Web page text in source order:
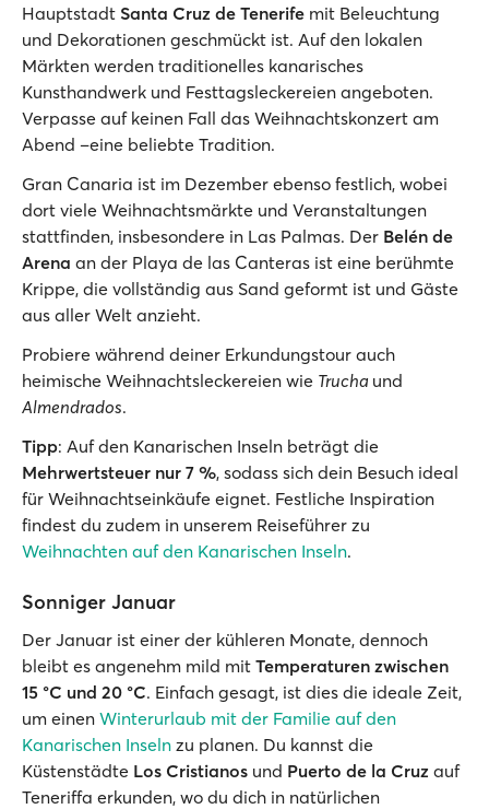
Hauptstadt Santa Cruz de Tenerife mit Beleuchtung
und Dekorationen geschmückt ist. Auf den lokalen
Märkten werden traditionelles kanarisches
Kunsthandwerk und Festtagsleckereien angeboten.
Verpasse auf keinen Fall das Weihnachtskonzert am
Abend –eine beliebte Tradition.
Gran Canaria ist im Dezember ebenso festlich, wobei
dort viele Weihnachtsmärkte und Veranstaltungen
stattfinden, insbesondere in Las Palmas. Der Belén de
Arena an der Playa de las Canteras ist eine berühmte
Krippe, die vollständig aus Sand geformt ist und Gäste
aus aller Welt anzieht.
Probiere während deiner Erkundungstour auch
heimische Weihnachtsleckereien wie Trucha und
Almendrados.
Tipp: Auf den Kanarischen Inseln beträgt die
Mehrwertsteuer nur 7 %, sodass sich dein Besuch ideal
für Weihnachtseinkäufe eignet. Festliche Inspiration
findest du zudem in unserem Reiseführer zu
Weihnachten auf den Kanarischen Inseln.
Sonniger Januar
Der Januar ist einer der kühleren Monate, dennoch
bleibt es angenehm mild mit Temperaturen zwischen
15 °C und 20 °C. Einfach gesagt, ist dies die ideale Zeit,
um einen Winterurlaub mit der Familie auf den
Kanarischen Inseln zu planen. Du kannst die
Küstenstädte Los Cristianos und Puerto de la Cruz auf
Teneriffa erkunden, wo du dich in natürlichen